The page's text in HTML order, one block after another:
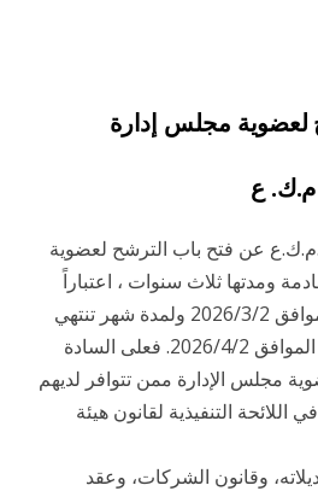
لعضوية مجلس إدارة
ع
عن فتح باب الترشح لعضوية
ومدتها ثلاث سنوات ، اعتباراً
من تاريخ اليوم الإثنين الموافق 2026/3/2 ولمدة شهر تنتهي
فعلى السادة
مجلس الإدارة ممن تتوافر لديهم
التنفيذية لقانون هيئة
لسنة 2010 وتعديلاته، وقانون الشركات، وعقد